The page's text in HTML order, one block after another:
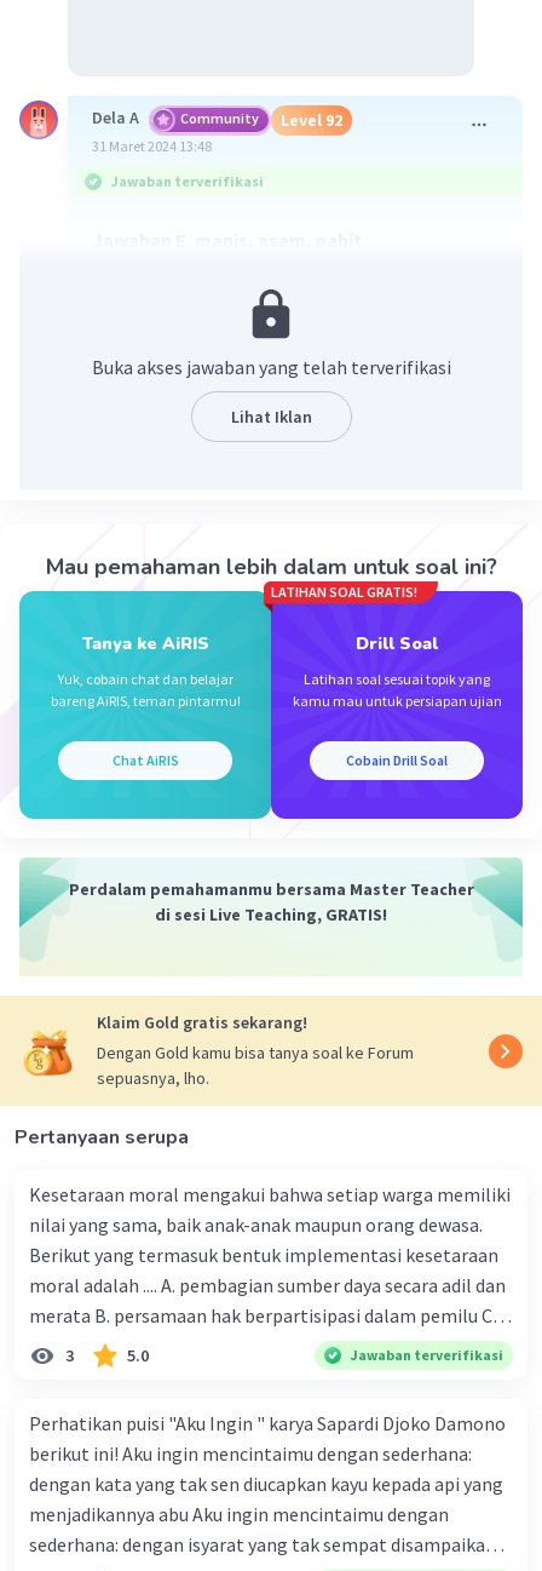
Dela A Community Level 92
31 Maret 2024 13:48
Jawaban terverifikasi
Makanan yang dapat dirasakan bagian-bagian
lidah pada ujung, pinggir (tepi)
depan, dan pangkal berturut-turut adalah manis,
asam, pahit.
0.0(0) Balas
31 Maret 2024 14:17
Beri Rating
Buka akses jawaban yang telah terverifikasi
Lihat Iklan
Mau pemahaman lebih dalam untuk soal ini?
Tanya ke AiRIS
Yuk, cobain chat dan belajar
bareng AiRIS, teman pintarmu!
Chat AiRIS
LATIHAN SOAL GRATIS!
Drill Soal
Latihan soal sesuai topik yang
kamu mau untuk persiapan ujian
Cobain Drill Soal
Perdalam pemahamanmu bersama Master Teacher
di sesi Live Teaching, GRATIS!
Klaim Gold gratis sekarang!
Dengan Gold kamu bisa tanya soal ke Forum
sepuasnya, lho.
Pertanyaan serupa
Kesetaraan moral mengakui bahwa setiap warga memiliki
nilai yang sama, baik anak-anak maupun orang dewasa.
Berikut yang termasuk bentuk implementasi kesetaraan
moral adalah .... A. pembagian sumber daya secara adil dan
merata B. persamaan hak berpartisipasi dalam pemilu C.
menghargai pendapat orang lain D. menerapkan hukum
secara adil E. merendahkan status orang lain
3 5.0 Jawaban terverifikasi
Perhatikan puisi "Aku Ingin " karya Sapardi Djoko Damono
berikut ini! Aku ingin mencintaimu dengan sederhana:
dengan kata yang tak sen diucapkan kayu kepada api yang
menjadikannya abu Aku ingin mencintaimu dengan
sederhana: dengan isyarat yang tak sempat disampaikan